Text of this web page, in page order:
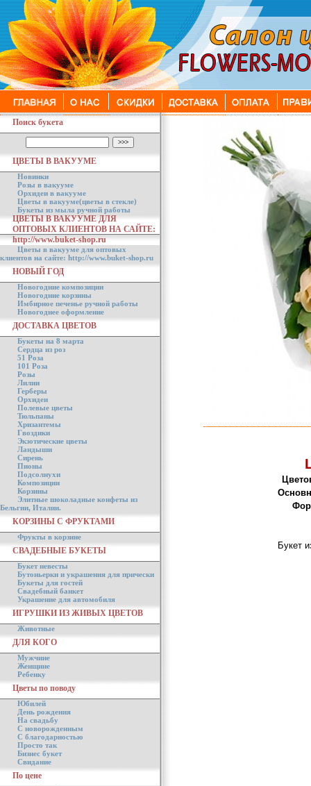
Поиск букета
ЦВЕТЫ В ВАКУУМЕ
Новинки
Розы в вакууме
Орхидеи в вакууме
Цветы в вакууме(цветы в стекле)
Букеты из мыла ручной работы
ЦВЕТЫ В ВАКУУМЕ ДЛЯ
ОПТОВЫХ КЛИЕНТОВ НА САЙТЕ:
http://www.buket-shop.ru
Цветы в вакууме для оптовых
клиентов на сайте: http://www.buket-shop.ru
НОВЫЙ ГОД
Новогодние композиции
Новогодние корзины
Имбирное печенье ручной работы
Новогоднее оформление
ДОСТАВКА ЦВЕТОВ
Букеты на 8 марта
Сердца из роз
51 Роза
101 Роза
Розы
Лилии
Герберы
Орхидеи
Полевые цветы
Тюльпаны
Хризантемы
Гвоздики
Экзотические цветы
Ландыши
Сирень
Пионы
Подсолнухи
Композиции
Корзины
Элитные шоколадные конфеты из
Бельгии, Италии.
КОРЗИНЫ С ФРУКТАМИ
Фрукты в корзине
СВАДЕБНЫЕ БУКЕТЫ
Букет невесты
Бутоньерки и украшения для прически
Букеты для гостей
Свадебный банкет
Украшение для автомобиля
ИГРУШКИ ИЗ ЖИВЫХ ЦВЕТОВ
Животные
ДЛЯ КОГО
Мужчине
Женщине
Ребенку
Цветы по поводу
Юбилей
День рождения
На свадьбу
С новорожденным
С благодарностью
Просто так
Бизнес букет
Свидание
По цене
Букет